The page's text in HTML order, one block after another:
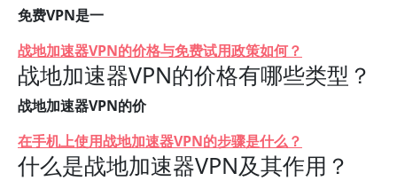
免费VPN是一
战地加速器VPN的价格与免费试用政策如何？
战地加速器VPN的价格有哪些类型？
战地加速器VPN的价
在手机上使用战地加速器VPN的步骤是什么？
什么是战地加速器VPN及其作用？